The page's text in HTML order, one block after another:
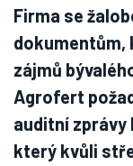
Firma se
zájmů
Agrofert
auditní zprávy
který kvůli